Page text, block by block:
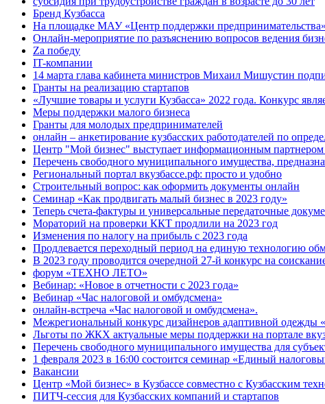
Бренд Кузбасса
На площадке МАУ «Центр поддержки
Онлайн-мероприятие по разъяснению вопросов ведения
Za победу
IT-компании
14 марта глава кабинета министров Михаил Мишустин
Гранты на реализацию стартапов
«Лучшие товары и услуги Кузбасса» 2022 года. Конкурс
Меры поддержки малого бизнеса
Гранты для молодых предпринимателей
онлайн – анкетирование кузбасских работодателей по
Центр "Мой бизнес" выступает информационным партнером
Перечень свободного муниципального имущества,
Региональный портал вкузбассе.рф: просто и удобно
Строительный вопрос: как оформить документы онлайн
Семинар «Как продвигать малый бизнес в 2023 году»
Теперь счета-фактуры и универсальные передаточные
Мораторий на проверки ККТ продлили на 2023 год
Изменения по налогу на прибыль с 2023 года
Продлевается переходный период на единую технологию
В 2023 году проводится очередной 27-й конкурс на
форум «ТЕХНО ЛЕТО»
Вебинар: «Новое в отчетности с 2023 года»
Вебинар «Час налоговой и омбудсмена»
онлайн-встреча «Час налоговой и омбудсмена».
Межрегиональный конкурс дизайнеров адаптивной одежды
Льготы по ЖКХ актуальные меры поддержки на портале
Перечень свободного муниципального имущества для
1 февраля 2023 в 16:00 состоится семинар «Единый
Вакансии
Центр «Мой бизнес» в Кузбассе совместно с Кузбасским
ПИТЧ-сессия для Кузбасских компаний и стартапов